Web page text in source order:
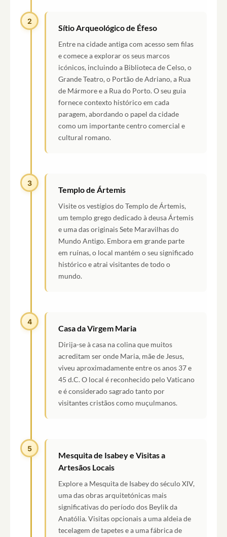
2
Sítio Arqueológico de Éfeso
Entre na cidade antiga com acesso sem filas
e comece a explorar os seus marcos
icónicos, incluindo a Biblioteca de Celso, o
Grande Teatro, o Portão de Adriano, a Rua
de Mármore e a Rua do Porto. O seu guia
fornece contexto histórico em cada
paragem, abordando o papel da cidade
como um importante centro comercial e
cultural romano.
3
Templo de Ártemis
Visite os vestígios do Templo de Ártemis,
um templo grego dedicado à deusa Ártemis
e uma das originais Sete Maravilhas do
Mundo Antigo. Embora em grande parte
em ruínas, o local mantém o seu significado
histórico e atrai visitantes de todo o
mundo.
4
Casa da Virgem Maria
Dirija-se à casa na colina que muitos
acreditam ser onde Maria, mãe de Jesus,
viveu aproximadamente entre os anos 37 e
45 d.C. O local é reconhecido pelo Vaticano
e é considerado sagrado tanto por
visitantes cristãos como muçulmanos.
5
Mesquita de Isabey e Visitas a
Artesãos Locais
Explore a Mesquita de Isabey do século XIV,
uma das obras arquitetónicas mais
significativas do período dos Beylik da
Anatólia. Visitas opcionais a uma aldeia de
tecelagem de tapetes e a uma fábrica de